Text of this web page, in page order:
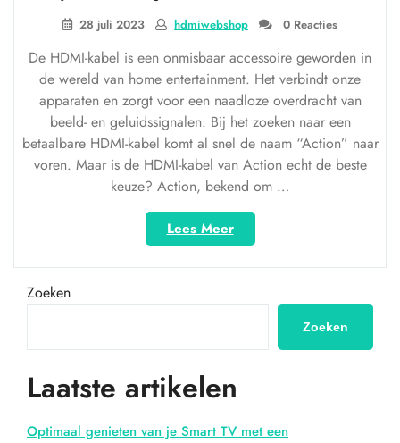
28 juli 2023 hdmiwebshop 0 Reacties
De HDMI-kabel is een onmisbaar accessoire geworden in
de wereld van home entertainment. Het verbindt onze
apparaten en zorgt voor een naadloze overdracht van
beeld- en geluidssignalen. Bij het zoeken naar een
betaalbare HDMI-kabel komt al snel de naam “Action” naar
voren. Maar is de HDMI-kabel van Action echt de beste
keuze? Action, bekend om …
Lees Meer“HDMI-
kabels
bij
betaalbare
voor
home
Zoeken
Zoeken
Laatste artikelen
Optimaal genieten van je Smart TV met een